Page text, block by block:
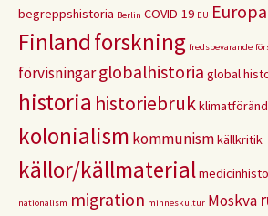
begreppshistoria Berlin COVID-19 EU Europa
Finlandforskning fredsbevarande
förvisningarglobalhistoria global
historia historiebruk
kolonialism kommunismkällkritik
källor/källmaterial
nationalism migration minneskultur Moskva